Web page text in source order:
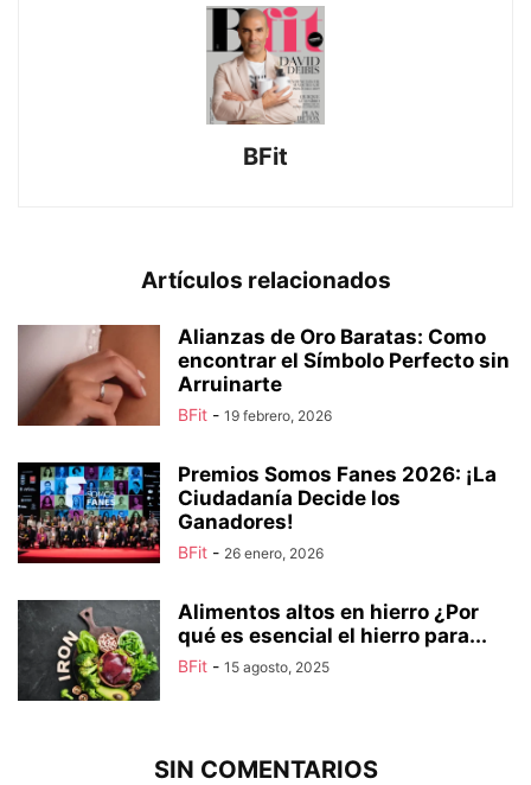
BFit
Artículos relacionados
Alianzas de Oro Baratas: Como
encontrar el Símbolo Perfecto sin
Arruinarte
BFit - 19 febrero, 2026
Premios Somos Fanes 2026: ¡La
Ciudadanía Decide los
Ganadores!
BFit - 26 enero, 2026
Alimentos altos en hierro ¿Por
qué es esencial el hierro para...
BFit - 15 agosto, 2025
SIN COMENTARIOS